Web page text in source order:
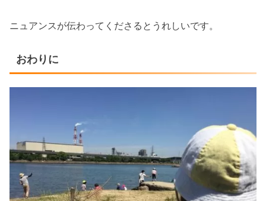
ニュアンスが伝わってくださるとうれしいです。
おわりに